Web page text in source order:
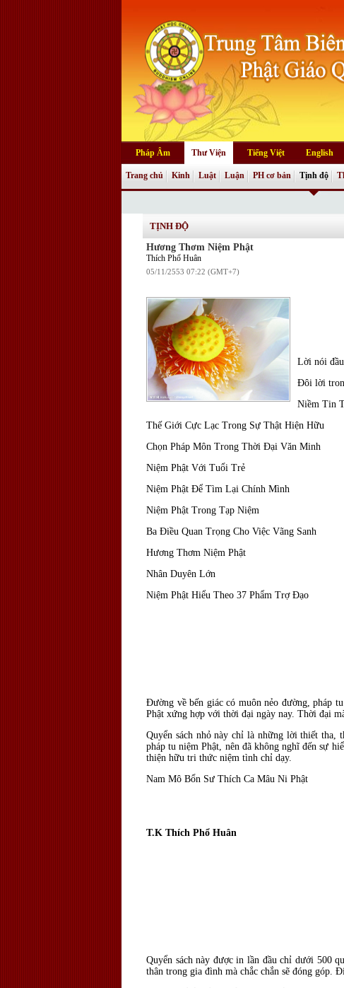
Pháp Âm Thư Viện Tiếng Việt English
Trang chủ Kinh Luật Luận PH cơ bản Tịnh độ
TỊNH ĐỘ
Hương Thơm Niệm Phật
Thích Phổ Huân
05/11/2553 07:22 (GMT+7)
Lời nói đầu
Đôi lời
Niềm Tin
Thế Giới Cực Lạc Trong Sự Thật Hiện Hữu
Chọn Pháp Môn Trong Thời Đại Văn Minh
Niệm Phật Với Tuổi Trẻ
Niệm Phật Để Tìm Lại Chính Mình
Niệm Phật Trong Tạp Niệm
Ba Điều Quan Trọng Cho Việc Vãng Sanh
Hương Thơm Niệm Phật
Nhân Duyên Lớn
Niệm Phật Hiểu Theo 37 Phẩm Trợ Đạo
Đường về bến giác có muôn nẻo đường, pháp
Phật xứng hợp với thời đại ngày nay. Thời đại
Quyển sách nhỏ này chỉ là những lời thiết tha,
pháp tu niệm Phật, nên đã không nghĩ đến sự
thiện hữu tri thức niệm tình chỉ dạy.
Nam Mô Bổn Sư Thích Ca Mâu Ni Phật
T.K Thích Phổ Huân
Quyển sách này được in lần đầu chỉ dưới 500
thân trong gia đình mà chắc chắn sẽ đóng góp.